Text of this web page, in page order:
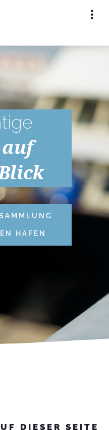
auf
HAFEN
DIESER SEITE